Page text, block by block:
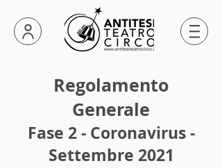
Regolamento
Generale
Fase 2 - Coronavirus -
Settembre 2021